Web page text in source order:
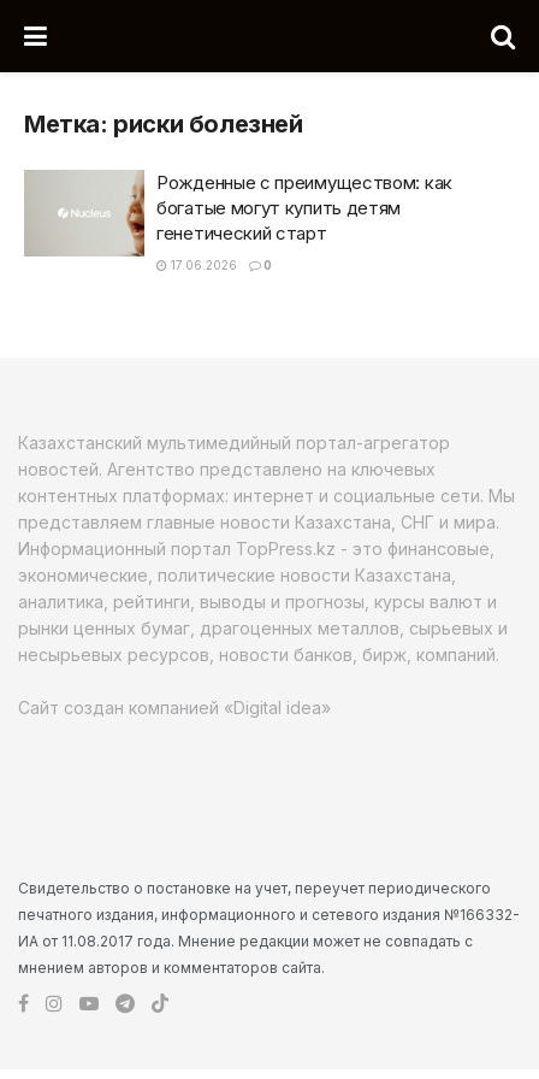
Метка: риски болезней
Рожденные с преимуществом: как
богатые могут купить детям
генетический старт
17.06.2026 0
Казахстанский мультимедийный портал-агрегатор
новостей. Агентство представлено на ключевых
контентных платформах: интернет и социальные сети. Мы
представляем главные новости Казахстана, СНГ и мира.
Информационный портал TopPress.kz - это финансовые,
экономические, политические новости Казахстана,
аналитика, рейтинги, выводы и прогнозы, курсы валют и
рынки ценных бумаг, драгоценных металлов, сырьевых и
несырьевых ресурсов, новости банков, бирж, компаний.
Сайт создан компанией «Digital idea»
Свидетельство о постановке на учет, переучет периодического
печатного издания, информационного и сетевого издания №166332-
ИА от 11.08.2017 года. Мнение редакции может не совпадать с
мнением авторов и комментаторов сайта.